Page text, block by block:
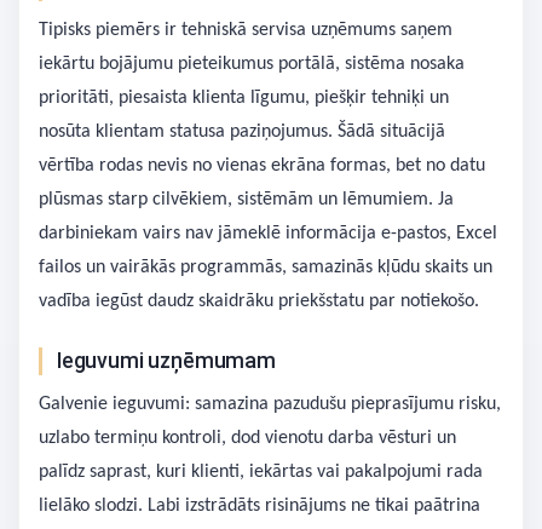
Tipisks piemērs ir tehniskā servisa uzņēmums saņem
iekārtu bojājumu pieteikumus portālā, sistēma nosaka
prioritāti, piesaista klienta līgumu, piešķir tehniķi un
nosūta klientam statusa paziņojumus. Šādā situācijā
vērtība rodas nevis no vienas ekrāna formas, bet no datu
plūsmas starp cilvēkiem, sistēmām un lēmumiem. Ja
darbiniekam vairs nav jāmeklē informācija e-pastos, Excel
failos un vairākās programmās, samazinās kļūdu skaits un
vadība iegūst daudz skaidrāku priekšstatu par notiekošo.
Ieguvumi uzņēmumam
Galvenie ieguvumi: samazina pazudušu pieprasījumu risku,
uzlabo termiņu kontroli, dod vienotu darba vēsturi un
palīdz saprast, kuri klienti, iekārtas vai pakalpojumi rada
lielāko slodzi. Labi izstrādāts risinājums ne tikai paātrina